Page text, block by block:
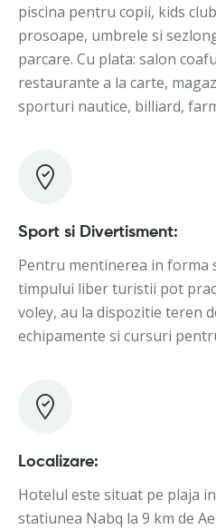
piscina pentru copii, kids
prosoape, umbrele si
parcare. Cu plata: salon
restaurante a la carte,
sporturi nautice, billiard,
Sport si Divertisment:
Pentru mentinerea in forma
timpului liber turistii pot
voley, au la dispozitie teren
echipamente si cursuri
Localizare:
Hotelul este situat pe plaja
statiunea Nabq la 9 km de